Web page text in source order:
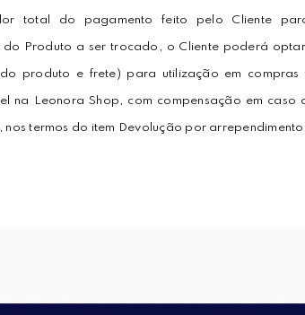
total do pagamento feito pelo Cliente
do Produto a ser trocado, o Cliente poderá
produto e frete) para utilização em
na Leonora Shop, com compensação em
termos do item Devolução por arrependimento